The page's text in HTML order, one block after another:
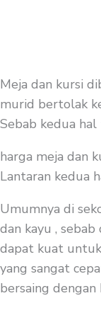
Meja dan kursi
murid bertolak
Sebab kedua
harga meja dan
Lantaran kedua
Umumnya di
dan kayu ,
dapat kuat
yang sangat
bersaing